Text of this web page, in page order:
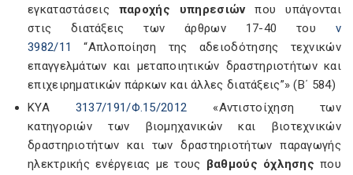
εγκαταστάσεις παροχής υπηρεσιώνπου υπάγονται
στις διατάξεις των άρθρων 17-40 του ν
3982/11
“Απλοποίηση της αδειοδότησης τεχνικών
επαγγελμάτων και μεταποιητικών δραστηριοτήτων και
επιχειρηματικών πάρκων και άλλες διατάξεις”» (Β΄ 584)
ΚΥΑ 3137/191/Φ.15/2012 «Αντιστοίχηση των
κατηγοριών των βιομηχανικών και βιοτεχνικών
δραστηριοτήτων και των δραστηριοτήτων παραγωγής
ηλεκτρικής ενέργειας με τους βαθμούς όχλησης που